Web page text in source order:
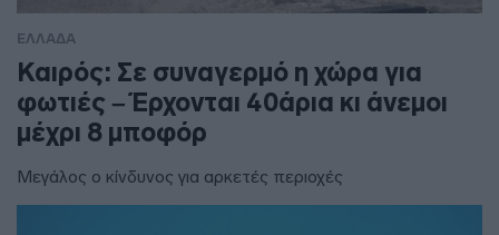
ΕΛΛΑΔΑ
Καιρός: Σε συναγερμό η χώρα για
φωτιές – Έρχονται 40άρια κι άνεμοι
μέχρι 8 μποφόρ
Μεγάλος ο κίνδυνος για αρκετές περιοχές